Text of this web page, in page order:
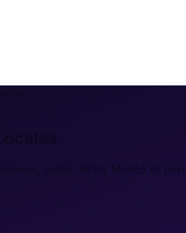
outils, MTN MoMo et